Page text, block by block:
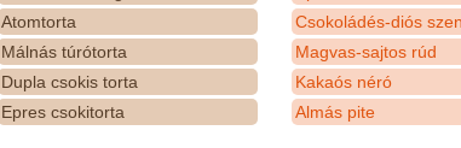
Atomtorta
Málnás túrótorta
Dupla csokis torta
Epres csokitorta
Csokoládés-diós
Magvas-sajtos rúd
Kakaós néró
Almás pite